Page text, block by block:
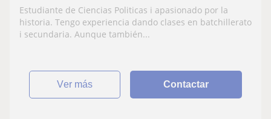
Estudiante de Ciencias Politicas i apasionado por la
historia. Tengo experiencia dando clases en batchillerato
i secundaria. Aunque también...
ver más Contactar